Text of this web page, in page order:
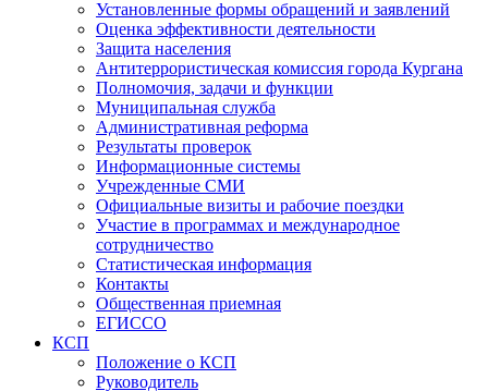
Установленные формы обращений и заявлений
Оценка эффективности деятельности
Защита населения
Антитеррористическая комиссия города Кургана
Полномочия, задачи и функции
Муниципальная служба
Административная реформа
Результаты проверок
Информационные системы
Учрежденные СМИ
Официальные визиты и рабочие поездки
Участие в программах и международное
сотрудничество
Статистическая информация
Контакты
Общественная приемная
ЕГИССО
КСП
Положение о КСП
Руководитель